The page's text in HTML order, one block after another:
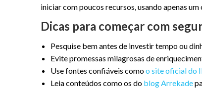
iniciar com poucos recursos, usando apenas
Dicas para começar com
Pesquise bem antes de investir tempo ou
Evite promessas milagrosas de
Use fontes confiáveis comoo site oficial do
Leia conteúdos como os do blog Arrekade